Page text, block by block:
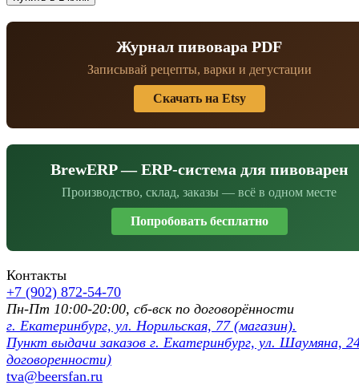
Журнал пивовара PDF
Записывай рецепты, варки и дегустации
Скачать на Etsy
BrewERP — ERP-система для пивоварен
Производство, склад, заказы — всё в одном месте
Попробовать бесплатно
Контакты
+7 (902) 872-54-70
Пн-Пт 10:00-20:00, сб-вск по договорённости
г. Екатеринбург, ул. Норильская, 77 (магазин).
Пункт выдачи заказов г. Екатеринбург, ул. Шаумяна,
договоренности)
tva@beersfan.ru